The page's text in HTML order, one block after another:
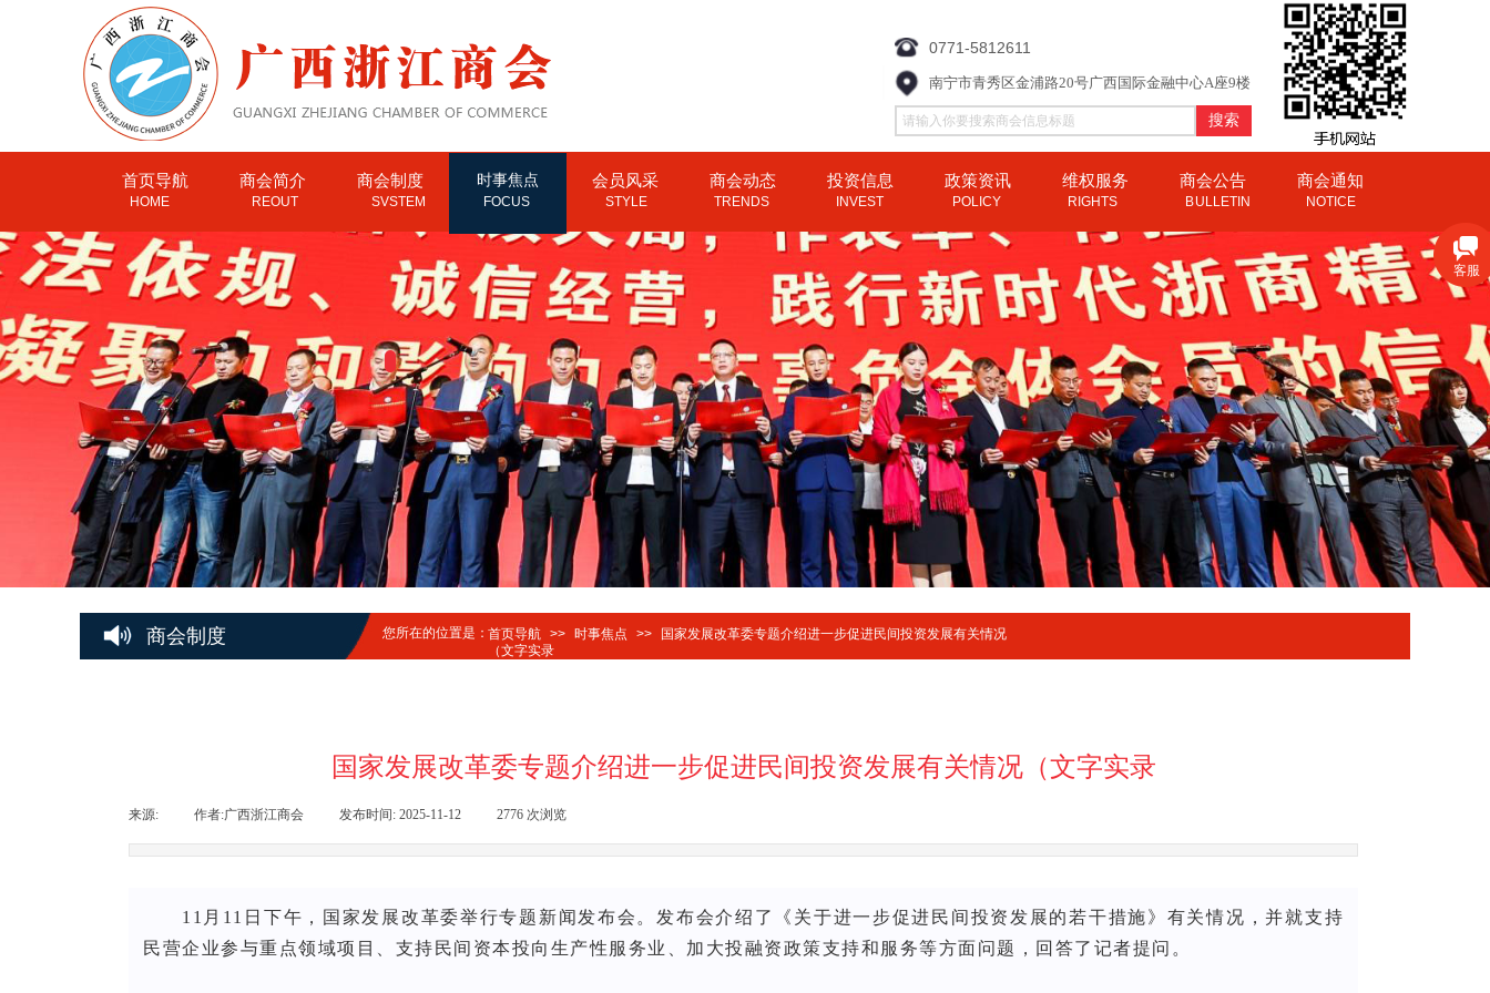
搜索
0771-5812611
南宁市青秀区金浦路20号广西国际金融中心A座9楼
首页导航 商会简介 商会制度 时事焦点 会员风采 商会动态 投资信息 政策资讯 维权服务 商会公告 商会通知
HOME REOUT SVSTEM FOCUS STYLE TRENDS INVEST POLICY RIGHTS BULLETIN NOTICE
商会制度 您所在的位置是：首页导航 >> 时事焦点 >>
国家发展改革委专题介绍进一步促进民间投资发展有关情况
（文字实录
国家发展改革委专题介绍进一步促进民间投资发展有关情况（文字实录
来源: 作者:广西浙江商会 发布时间: 2025-11-12 2776 次浏览
11月11日下午，国家发展改革委举行专题新闻发布会。发布会介绍了《关于进一步促进民间投资发展的若干措施》有关情况，并就支持
民营企业参与重点领域项目、支持民间资本投向生产性服务业、加大投融资政策支持和服务等方面问题，回答了记者提问。
客服